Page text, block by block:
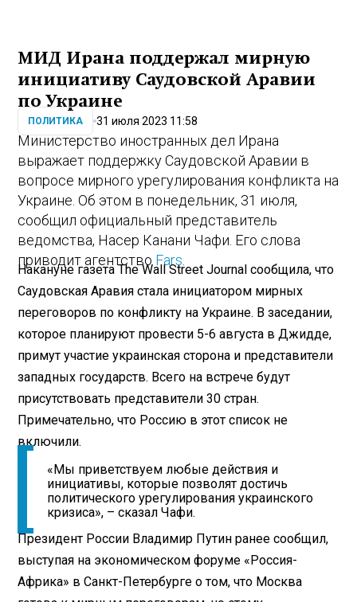
МИД Ирана поддержал мирную
инициативу Саудовской Аравии
по Украине
ПОЛИТИКА 31 июля 2023 11:58
Министерство иностранных дел Ирана
выражает поддержку Саудовской Аравии в
вопросе мирного урегулирования конфликта на
Украине. Об этом в понедельник, 31 июля,
сообщил официальный представитель
ведомства, Насер Канани Чафи. Его слова
приводит агентство Fars
Накануне газета The Wall Street Journal сообщила, что
Саудовская Аравия стала инициатором мирных
переговоров по конфликту на Украине. В заседании,
которое планируют провести 5-6 августа в Джидде,
примут участие украинская сторона и представители
западных государств. Всего на встрече будут
присутствовать представители 30 стран.
Примечательно, что Россию в этот список не
включили.
«Мы приветствуем любые действия и
инициативы, которые позволят достичь
политического урегулирования украинского
кризиса», – сказал Чафи.
Президент России Владимир Путин ранее сообщил,
выступая на экономическом форуме «Россия-
Африка» в Санкт-Петербурге о том, что Москва